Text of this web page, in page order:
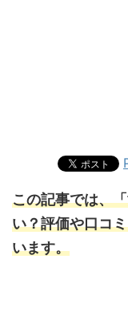
この記事では、
い？評価や口コ
います。